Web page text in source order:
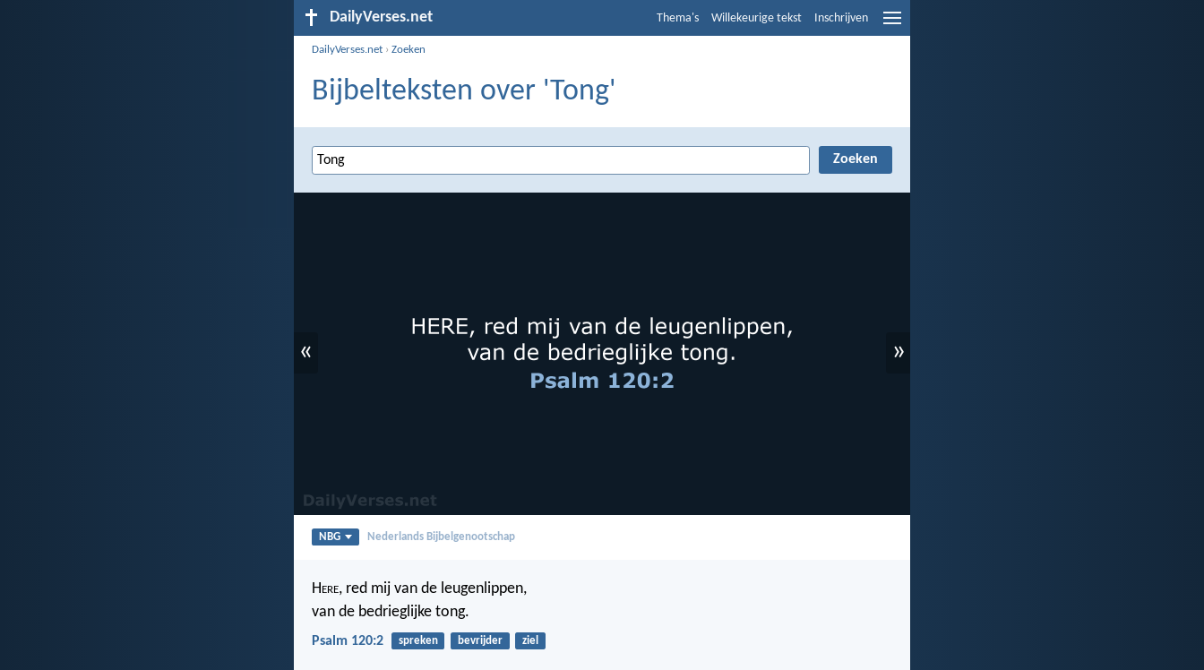
DailyVerses.net Thema's Willekeurige tekst Inschrijven
DailyVerses.net ›Zoeken
Bijbelteksten over 'Tong'
« »
NBG Nederlands Bijbelgenootschap
Here, red mij van de leugenlippen,
van de bedrieglijke tong.
Psalm 120:2 spreken bevrijder ziel